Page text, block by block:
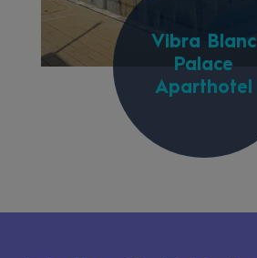
Vibra Blanc
Palace
Aparthotel